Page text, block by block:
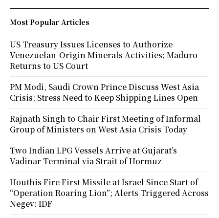
Most Popular Articles
US Treasury Issues Licenses to Authorize
Venezuelan-Origin Minerals Activities; Maduro
Returns to US Court
PM Modi, Saudi Crown Prince Discuss West Asia
Crisis; Stress Need to Keep Shipping Lines Open
Rajnath Singh to Chair First Meeting of Informal
Group of Ministers on West Asia Crisis Today
Two Indian LPG Vessels Arrive at Gujarat’s
Vadinar Terminal via Strait of Hormuz
Houthis Fire First Missile at Israel Since Start of
“Operation Roaring Lion”; Alerts Triggered Across
Negev: IDF